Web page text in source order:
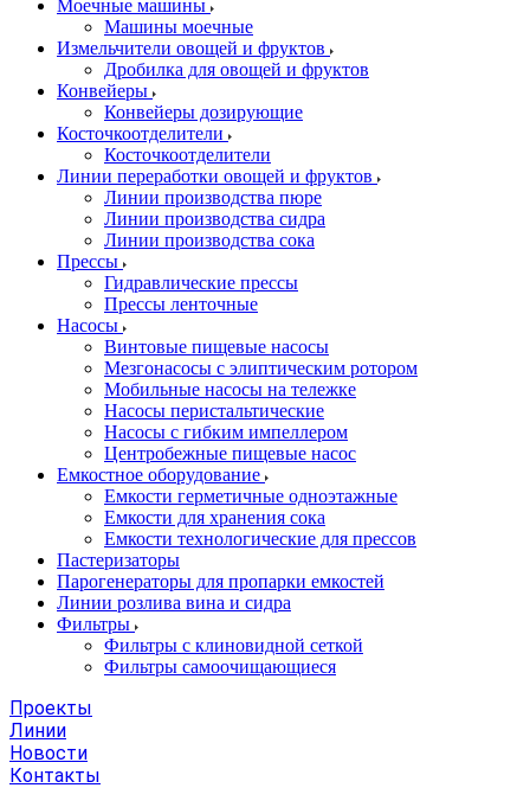
Моечные машины
Машины моечные
Измельчители овощей и фруктов
Дробилка для овощей и фруктов
Конвейеры
Конвейеры дозирующие
Косточкоотделители
Косточкоотделители
Линии переработки овощей и фруктов
Линии производства пюре
Линии производства сидра
Линии производства сока
Прессы
Гидравлические прессы
Прессы ленточные
Насосы
Винтовые пищевые насосы
Мезгонасосы с элиптическим ротором
Мобильные насосы на тележке
Насосы перистальтические
Насосы с гибким импеллером
Центробежные пищевые насос
Емкостное оборудование
Емкости герметичные одноэтажные
Емкости для хранения сока
Емкости технологические для прессов
Пастеризаторы
Парогенераторы для пропарки емкостей
Линии розлива вина и сидра
Фильтры
Фильтры с клиновидной сеткой
Фильтры самоочищающиеся
Проекты
Линии
Новости
Контакты